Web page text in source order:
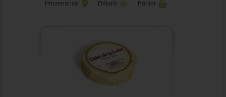
Provenance Détails Panier